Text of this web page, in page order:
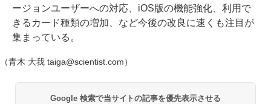
ージョンユーザーへの対応、iOS版の機能強化、利用で
きるカード種類の増加、など今後の改良に速くも注目が
集まっている。
（青木 大我 taiga@scientist.com）
Google 検索で当サイトの記事を優先表示させる